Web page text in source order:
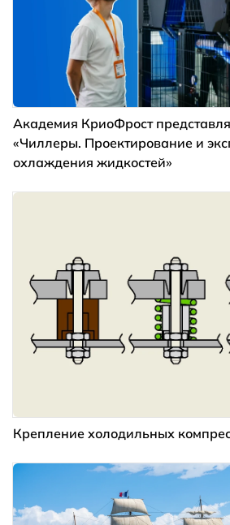
Академия КриоФрост
«Чиллеры. Проектирование и
охлаждения жидкостей»
Крепление холодильных